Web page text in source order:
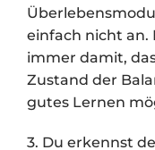
einfach nicht an.
immer damit,
Zustand der
gutes Lernen
3. Du erkennst